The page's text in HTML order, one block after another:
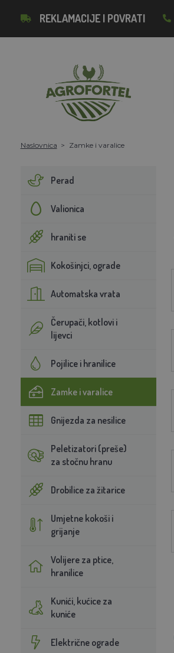
REKLAMACIJE I POVRATI
Naslovnica Zamke i varalice
Perad
Valionica
hraniti se
Kokošinjci, ograde
Automatska vrata
Čerupači, kotlovi i
lijevci
Pojilice i hranilice
Zamke i varalice
Gnijezda za nesilice
Peletizatori (preše)
za stočnu hranu
Drobilice za žitarice
Umjetne kokoši i
grijanje
Volijere za ptice,
hranilice
Kunići, kućice za
kuniće
Električne ograde